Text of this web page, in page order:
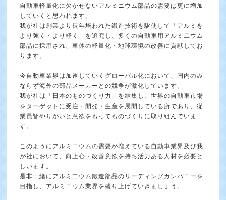
自動車軽量化に欠かせないアルミニウム部品の需要は更に増加
していくと思われます。
我が社は創業より長年培われた鍛造技術を駆使して「アルミを
より強く・より軽く」を追究し、多くの自動車用アルミ二ウム
部品に採用され、車体の軽量化・地球環境の改善に貢献してお
ります。
今自動車業界は加速していくグローバル化において、国内のみ
ならず海外の部品メーカーとの競争が激化しています。
我が社は「日本のものづくり力」を結集し、世界の自動車市場
をターゲットに受注・開発・生産を展開している所であり、従
業員皆やりがいと意欲をもってものづくりに取り組んでいま
す。
このようにアルミニウムの需要が増えている自動車業界及び我
が社において、向上心・改善意欲を持ち活力ある人材を必要と
しいます。
是非一緒にアルミ二ウム鍛造部品のリーディングカンパニーを
目指し、アルミニウム業界を盛り上げていきましょう。